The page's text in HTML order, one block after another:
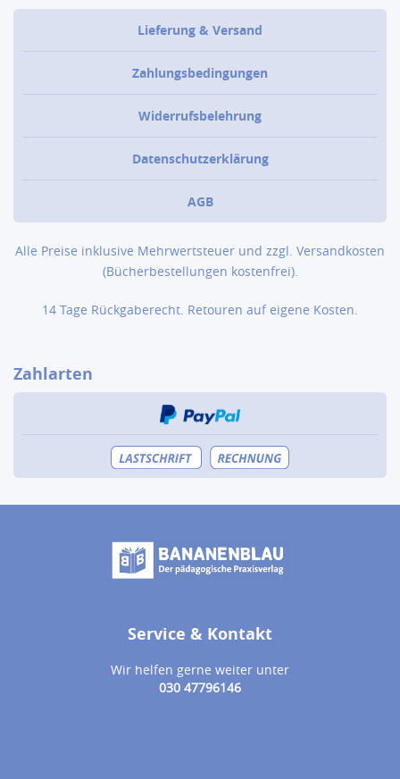
Lieferung & Versand
Zahlungsbedingungen
Widerrufsbelehrung
Datenschutzerklärung
AGB
Alle Preise inklusive Mehrwertsteuer und zzgl. Versandkosten
(Bücher­bestellungen kostenfrei).
14 Tage Rückgaberecht. Retouren auf eigene Kosten.
Zahlarten
Service & Kontakt
Wir helfen gerne weiter unter
030 47796146